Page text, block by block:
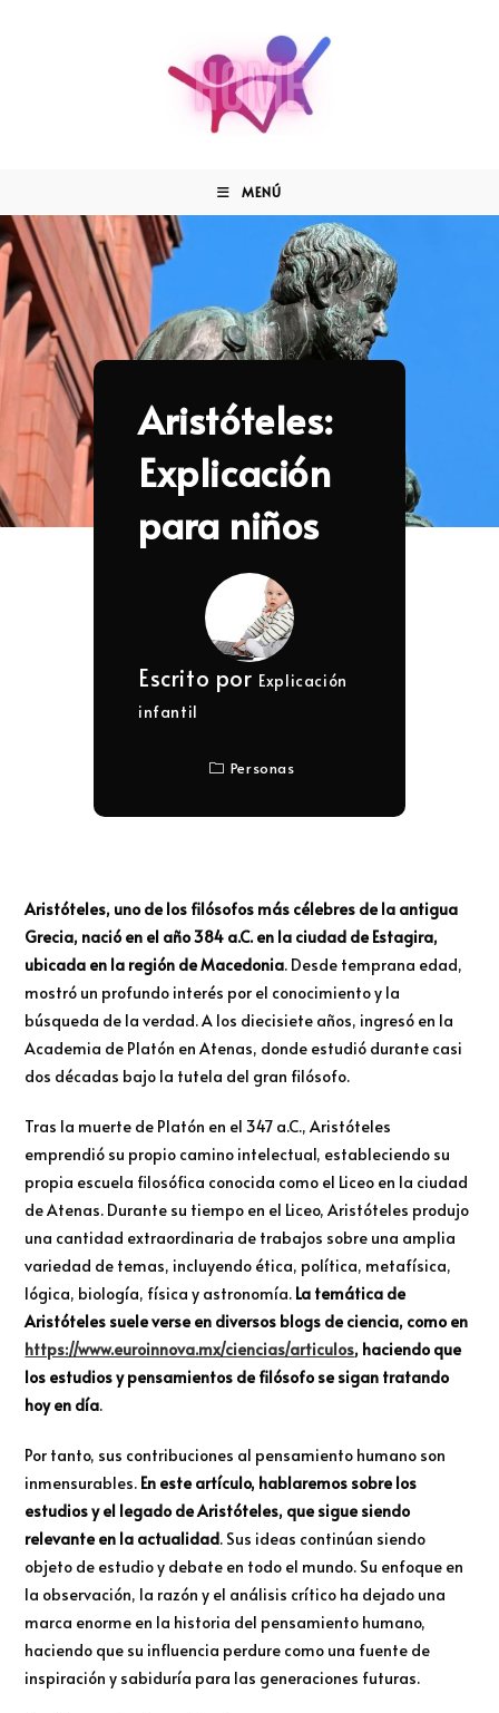
MENÚ
Aristóteles:
Explicación
para niños
Escrito por Explicación
infantil
Personas
Aristóteles, uno de los filósofos más célebres de la antigua
Grecia, nació en el año 384 a.C. en la ciudad de Estagira,
ubicada en la región de Macedonia. Desde temprana edad,
mostró un profundo interés por el conocimiento y la
búsqueda de la verdad. A los diecisiete años, ingresó en la
Academia de Platón en Atenas, donde estudió durante casi
dos décadas bajo la tutela del gran filósofo.
Tras la muerte de Platón en el 347 a.C., Aristóteles
emprendió su propio camino intelectual, estableciendo su
propia escuela filosófica conocida como el Liceo en la ciudad
de Atenas. Durante su tiempo en el Liceo, Aristóteles produjo
una cantidad extraordinaria de trabajos sobre una amplia
variedad de temas, incluyendo ética, política, metafísica,
lógica, biología, física y astronomía. La temática de
Aristóteles suele verse en diversos blogs de ciencia, como en
https://www.euroinnova.mx/ciencias/articulos, haciendo que
los estudios y pensamientos de filósofo se sigan tratando
hoy en día.
Por tanto, sus contribuciones al pensamiento humano son
inmensurables. En este artículo, hablaremos sobre los
estudios y el legado de Aristóteles, que sigue siendo
relevante en la actualidad. Sus ideas continúan siendo
objeto de estudio y debate en todo el mundo. Su enfoque en
la observación, la razón y el análisis crítico ha dejado una
marca enorme en la historia del pensamiento humano,
haciendo que su influencia perdure como una fuente de
inspiración y sabiduría para las generaciones futuras.